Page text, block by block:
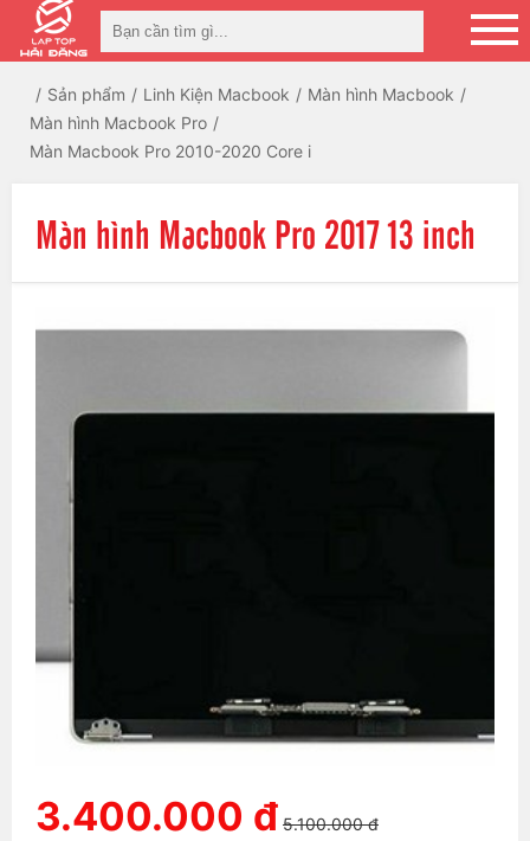
Sản phẩm Linh Kiện Macbook
Màn hình Macbook
Màn hình Macbook Pro
Màn Macbook Pro 2010-2020 Core i
Màn hình Macbook Pro 2017 13 inch
3.400.000 đ 5.100.000 đ